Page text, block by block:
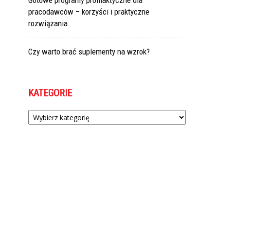
pracodawców – korzyści i praktyczne
rozwiązania
Czy warto brać suplementy na wzrok?
KATEGORIE
Kategorie